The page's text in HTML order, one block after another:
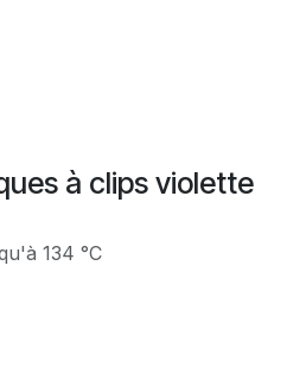
à clips violette
134 °C